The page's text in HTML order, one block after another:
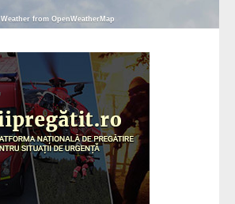
Weather from OpenWeatherMap